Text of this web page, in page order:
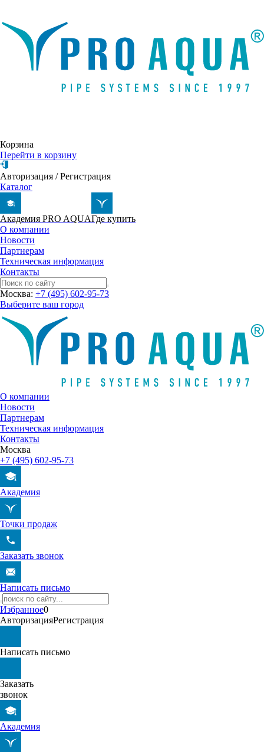
Корзина
Перейти в корзину
Авторизация /Регистрация
Каталог
Академия PRO AQUAГде купить
О компании
Новости
Партнерам
Техническая информация
Контакты
Москва: +7 (495) 602-95-73
Выберите ваш город
О компании
Новости
Партнерам
Техническая информация
Контакты
Москва
+7 (495) 602-95-73
Академия
Точки продаж
Заказать звонок
Написать письмо
Избранное0
АвторизацияРегистрация
Написать письмо
Заказать
звонок
Академия